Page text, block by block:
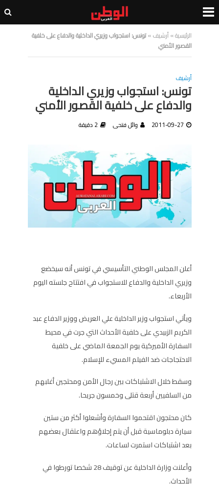
الرئيسية»أرشيف»تونس: استجواب وزيري الداخلية والدفاع على خلفية
القصور الأمني
أرشيف
تونس: استجواب وزيري الداخلية
والدفاع على خلفية القصور الأمني
2011-09-27 وائل فتحى 2 دقيقة
أعلن المجلس الوطني التأسيسي في تونس أنه سيخضع
وزيري الداخلية والدفاع للاستجواب في افتتاح جلسته اليوم
الأربعاء.
ويأتي استجواب وزير الداخلية علي العريض ووزير الدفاع عبد
الكريم الزبيدي على خلفية الأحداث التي جرت في محيط
السفارة الأميركية يوم الجمعة الماضي على خلفية
الاحتجاجات ضد الفيلم المسيء للإسلام.
وسقط خلال الاشتباكات بين رجال الأمن ومحتجين أغلبهم
من السلفيين أربعة قتلى وخمسون جريحا.
كان محتجون اقتحموا السفارة وأشعلوا أكثر من ستين
سيارة دبلوماسية قبل أن يتم إجلاؤهم واعتقال بعضهم
بعد اشتباكات استمرت لساعات.
وأعلنت وزارة الداخلية عن توقيف 28 شخصا تورطوا في
الأحداث.